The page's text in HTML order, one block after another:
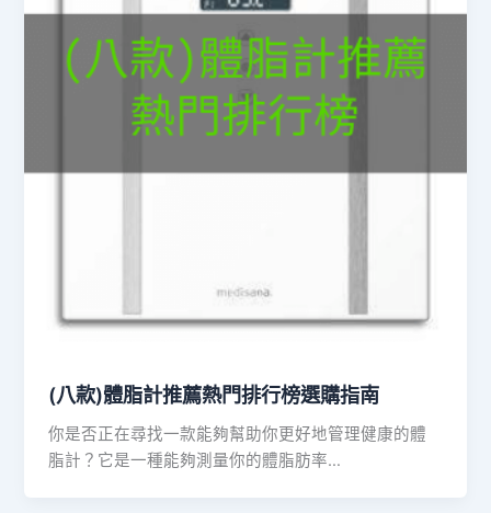
(八款)體脂計推薦熱門排行榜選購指南
你是否正在尋找一款能夠幫助你更好地管理健康的體
脂計？它是一種能夠測量你的體脂肪率…